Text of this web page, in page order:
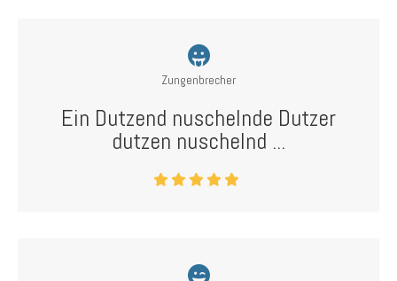
Zungenbrecher
Ein Dutzend nuschelnde Dutzer
dutzen nuschelnd ...